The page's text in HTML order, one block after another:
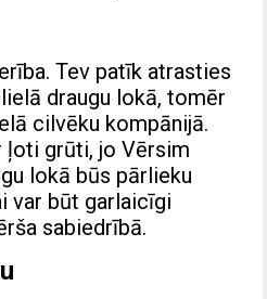
Tev patīk atrasties
draugu lokā, tomēr
cilvēku kompānijā.
ļoti grūti, jo Vērsim
lokā būs pārlieku
var būt garlaicīgi
sabiedrībā.